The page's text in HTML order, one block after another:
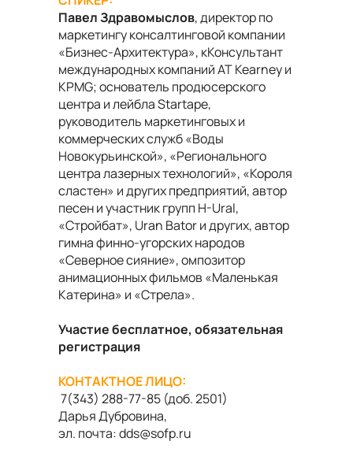
Павел Здравомыслов, директор по
маркетингу консалтинговой компании
«Бизнес-Архитектура», кКонсультант
международных компаний AT Kearney и
KPМG; основатель продюсерского
центра и лейбла Startape,
руководитель маркетинговых и
коммерческих служб «Воды
Новокурьинской», «Регионального
центра лазерных технологий», «Короля
сластен» и других предприятий, автор
песен и участник групп H-Ural,
«Стройбат», Uran Bator и других, автор
гимна финно-угорских народов
«Северное сияние», омпозитор
анимационных фильмов «Маленькая
Катерина» и «Стрела».
Участие бесплатное, обязательная
регистрация
КОНТАКТНОЕ ЛИЦО:
7(343) 288-77-85 (доб. 2501)
Дарья Дубровина,
эл. почта: dds@sofp.ru